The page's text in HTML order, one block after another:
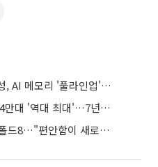
D램·낸드 모두 세계 1위…삼성, AI 메모리 '풀라인업'으로 승부
갤럭시 Z 폴드8, 사전판매 144만대 '역대 최대'…7년만에 갤노트10 기록 넘어
'여권'에서 영감 받은 갤럭시 폴드8…"편안함이 새로운 디자인 경쟁력"